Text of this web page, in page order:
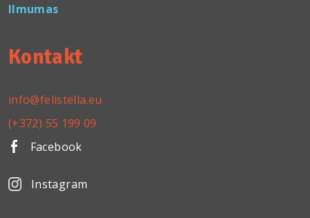
Ilmumas
Kontakt
info@felistella.eu
(+372) 55 199 09
Facebook
Instagram